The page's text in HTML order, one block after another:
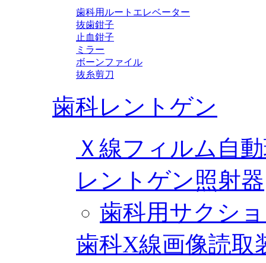
歯科用ルートエレベーター
抜歯鉗子
止血鉗子
ミラー
ボーンファイル
抜糸剪刀
歯科レントゲン
Ｘ線フィルム自
レントゲン照射器
歯科用サクシ
歯科X線画像読取